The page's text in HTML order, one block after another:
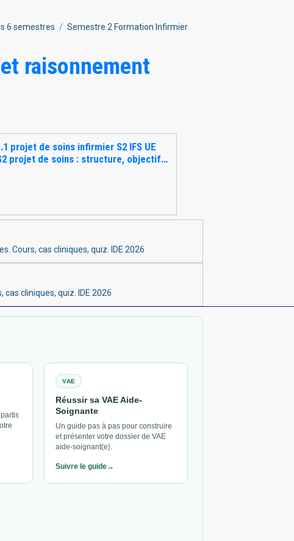
6 semestres
Semestre 2 Formation Infirmier
raisonnement
projet de soins infirmier S2 IFS UE
projet de soins : structure, objectifs
Cours, cas cliniques, quiz. IDE 2026
cliniques, quiz. IDE 2026
VAE
Réussir sa VAE Aide-
Soignante
Un guide pas à pas pour construire
et présenter votre dossier de VAE
aide-soignant(e).
Suivre le guide